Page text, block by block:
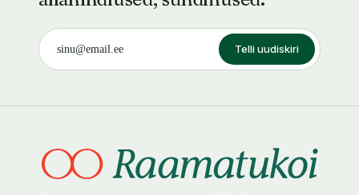
Telli uudiskiri